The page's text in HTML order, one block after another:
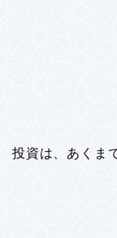
投資は、あくま